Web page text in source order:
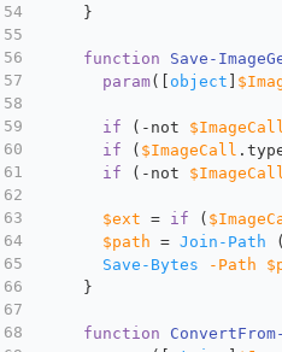
54
55
56
57
58
59
60
61
62
63
64
65
66
67
68
    }
function Save-
param([ object ]
if ( -not $ImageCall
if ( $ImageCall
if ( -not $ImageCall
$ext = if (
$path = Join-Path
Save-Bytes
-Path
    }
function